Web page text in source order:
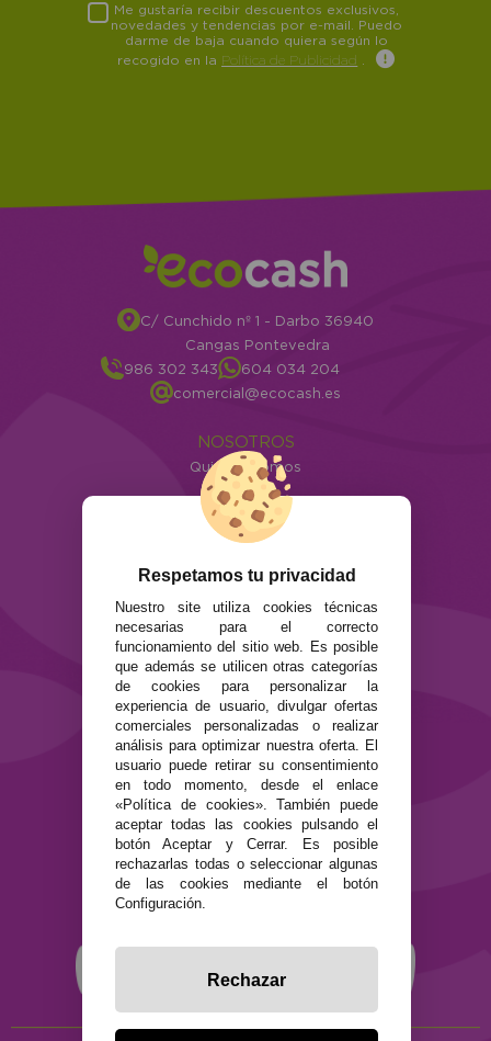
Me gustaría recibir descuentos exclusivos,
novedades y tendencias por e-mail. Puedo
darme de baja cuando quiera según lo
recogido en la Política de Publicidad
C/ Cunchido nº 1 - Darbo 36940
Cangas Pontevedra
986 302 343
604 034 204
comercial@ecocash.es
NOSOTROS
Quiénes somos
Info
ATENCIÓN AL CLIENTE
Formas de pago
Preguntas Frecuentes
Contacto
SEGURIDAD Y PRIVACIDAD
Términos y condiciones de uso
Política de privacidad
Política de cookies
Respetamos tu privacidad
Nuestro site utiliza cookies técnicas
necesarias para el correcto
funcionamiento del sitio web. Es posible
que además se utilicen otras categorías
de cookies para personalizar la
experiencia de usuario, divulgar ofertas
comerciales personalizadas o realizar
análisis para optimizar nuestra oferta. El
usuario puede retirar su consentimiento
en todo momento, desde el enlace
«Política de cookies». También puede
aceptar todas las cookies pulsando el
botón Aceptar y Cerrar. Es posible
rechazarlas todas o seleccionar algunas
de las cookies mediante el botón
Configuración.
Rechazar